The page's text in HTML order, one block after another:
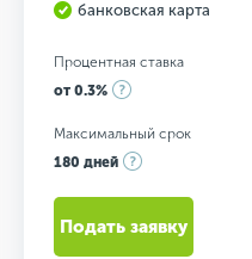
банковская карта
Процентная ставка
от 0.3%
Максимальный срок
180 дней
Подать заявку